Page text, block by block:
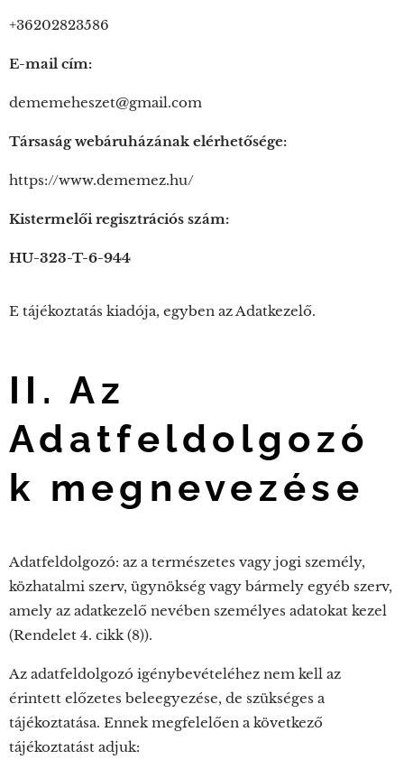
+36202823586
E-mail cím:
dememeheszet@gmail.com
Társaság webáruházának elérhetősége:
https://www.dememez.hu/
Kistermelői regisztrációs szám:
HU-323-T-6-944
E tájékoztatás kiadója, egyben az Adatkezelő.
II.Az
Adatfeldolgozó
k megnevezése
Adatfeldolgozó: az a természetes vagy jogi személy,
közhatalmi szerv, ügynökség vagy bármely egyéb szerv,
amely az adatkezelő nevében személyes adatokat kezel
(Rendelet 4. cikk (8)).
Az adatfeldolgozó igénybevételéhez nem kell az
érintett előzetes beleegyezése, de szükséges a
tájékoztatása. Ennek megfelelően a következő
tájékoztatást adjuk: